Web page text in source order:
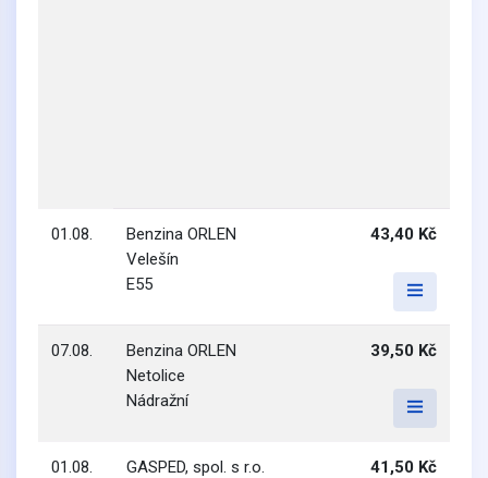
01.08.
Benzina ORLEN
Velešín
E55
43,40 Kč
07.08.
Benzina ORLEN
Netolice
Nádražní
39,50 Kč
01.08.
GASPED, spol. s r.o.
41,50 Kč